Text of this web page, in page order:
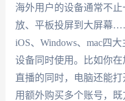
海外用户的设备通常不
放、平板投屏到大屏幕
iOS、Windows、mac四
设备同时使用。比如你
直播的同时，电脑还能
用额外购买多个账号，既